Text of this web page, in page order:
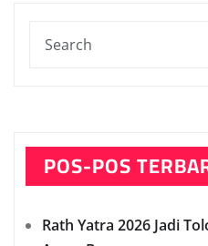
POS-POS
Rath Yatra 2026 Jadi